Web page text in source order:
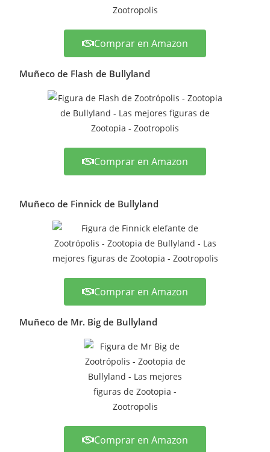
Comprar en Amazon
Muñeco de Flash de Bullyland
Comprar en Amazon
Muñeco de Finnick de Bullyland
Comprar en Amazon
Muñeco de Mr. Big de Bullyland
Comprar en Amazon